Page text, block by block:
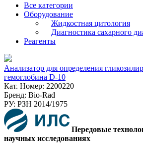
Все категории
Оборудование
Жидкостная цитология
Диагностика сахарного
Реагенты
Анализатор для определения
гемоглобина D-10
Кат. Номер: 2200220
Бренд: Bio-Rad
РУ: РЗН 2014/1975
Передовые
научных исследованиях